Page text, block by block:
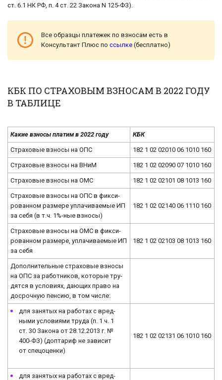
ст. 6.1 НК РФ, п. 4 ст. 22 Закона N 125-ФЗ).
Все образцы платежек по взносам есть в
Консультант Плюс по ссылке (бесплатно)
КБК ПО СТРАХОВЫМ ВЗНОСАМ В 2022 ГОДУ
В ТАБЛИЦЕ
Какие взносы платим в 2022 году КБК
Стра­хо­вые взно­сы на ОПС 182 1 02 02010 06 1010 160
Стра­хо­вые взно­сы на ВНиМ 182 1 02 02090 07 1010 160
Стра­хо­вые взно­сы на ОМС 182 1 02 02101 08 1013 160
Стра­хо­вые взно­сы на ОПС в фик­си­
ро­ван­ном размере упла­чи­ва­е­мые ИП
за себя (в т.ч. 1%-ные взно­сы)
182 1 02 02140 06 1110 160
Стра­хо­вые взно­сы на ОМС в фик­си­
ро­ван­ном размере, упла­чи­ва­е­мые ИП
за себя
182 1 02 02103 08 1013 160
До­пол­ни­тель­ные стра­хо­вые взно­сы
на ОПС за ра­бот­ни­ков, ко­то­рые тру­
дят­ся в усло­ви­ях, дающих право на
до­сроч­ную пен­сию, в том числе:
для за­ня­тых на ра­бо­тах с вред­
ны­ми условиями труда (п. 1 ч. 1
ст. 30 Закона от 28.12.2013 г. №
400-ФЗ) (до­пта­риф не зависит
от спе­цо­цен­ки)
182 1 02 02131 06 1010 160
для за­ня­тых на ра­бо­тах с вред­